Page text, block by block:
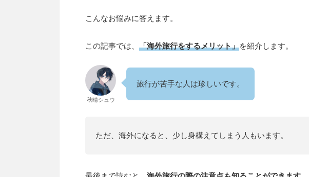
こんなお悩みに答えます。
この記事では、 「海外旅行をするメリット」を紹介します。
秋晴シュウ
旅行が苦手な人は珍しいです。
ただ、海外になると、少し身構えてしまう人もいます。